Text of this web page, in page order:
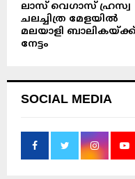
ലാസ് വെഗാസ് ഹ്രസ്വ
ചലച്ചിത്ര മേളയിൽ
മലയാളി ബാലികയ്ക്ക്
നേട്ടം
SOCIAL MEDIA